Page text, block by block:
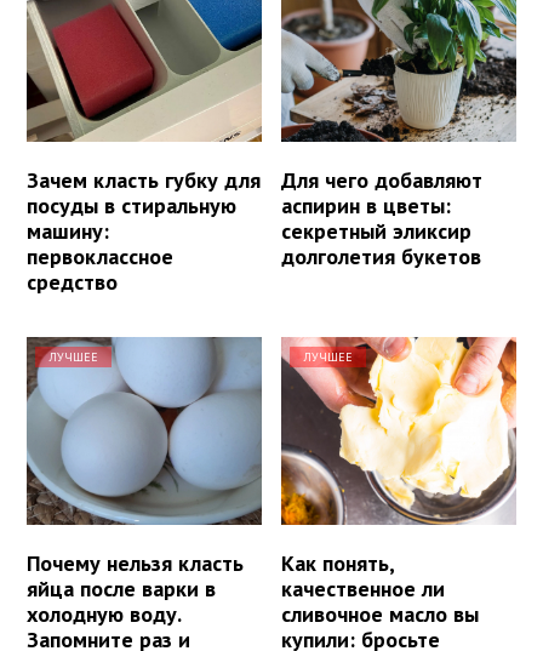
Зачем класть губку для
посуды в стиральную
машину:
первоклассное
средство
Для чего добавляют
аспирин в цветы:
секретный эликсир
долголетия букетов
ЛУЧШЕЕ
Почему нельзя класть
яйца после варки в
холодную воду.
Запомните раз и
ЛУЧШЕЕ
Как понять,
качественное ли
сливочное масло вы
купили: бросьте